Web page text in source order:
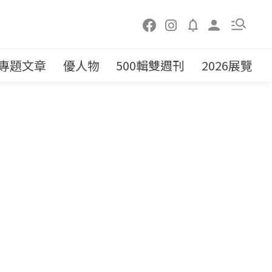
題文章 優人物 500輯雙週刊 2026展覽